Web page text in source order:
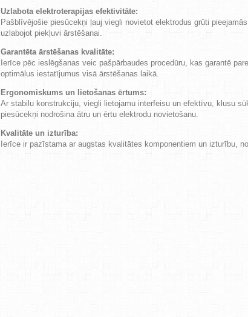
Uzlabota elektroterapijas efektivitāte:
Pašblīvējošie piesūcekņi ļauj viegli novietot elektrodus grūti
uzlabojot piekļuvi ārstēšanai.
Garantēta ārstēšanas kvalitāte:
Ierīce pēc ieslēgšanas veic pašpārbaudes procedūru, kas garantē
optimālus iestatījumus visā ārstēšanas laikā.
Ergonomiskums un lietošanas ērtums:
Ar stabilu konstrukciju, viegli lietojamu interfeisu un efektīvu, klusu
piesūcekņi nodrošina ātru un ērtu elektrodu novietošanu.
Kvalitāte un izturība:
Ierīce ir pazīstama ar augstas kvalitātes komponentiem un izturību,